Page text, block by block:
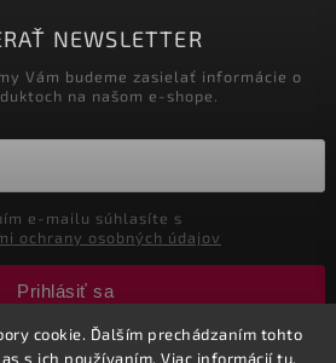
cookie. Ďalším prechádzaním tohto
s ich používaním. Viac informáciítu.
NEWSLETTER
Vám budeme zasielať informácie o
na našom e-shope.
ochrany osobných údajov
Prihlásiť sa